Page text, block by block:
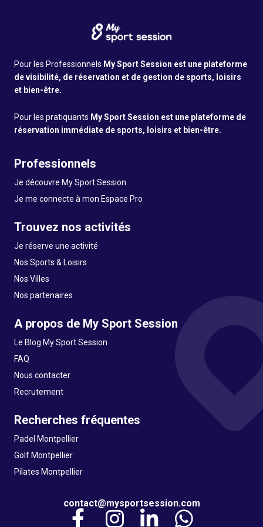
Pour les Professionnels My Sport Session est une plateforme
de visibilité, de réservation et de gestion de sports, loisirs
et bien-être.
Pour les pratiquants My Sport Session est une plateforme de
réservation immédiate de sports, loisirs et bien-être.
Professionnels
Je découvre My Sport Session
Je me connecte à mon Espace Pro
Trouvez nos activités
Je réserve une activité
Nos Sports & Loisirs
Nos Villes
Nos partenaires
A propos de My Sport Session
Le Blog My Sport Session
FAQ
Nous contacter
Recrutement
Recherches fréquentes
Padel Montpellier
Golf Montpellier
Pilates Montpellier
contact@mysportsession.com